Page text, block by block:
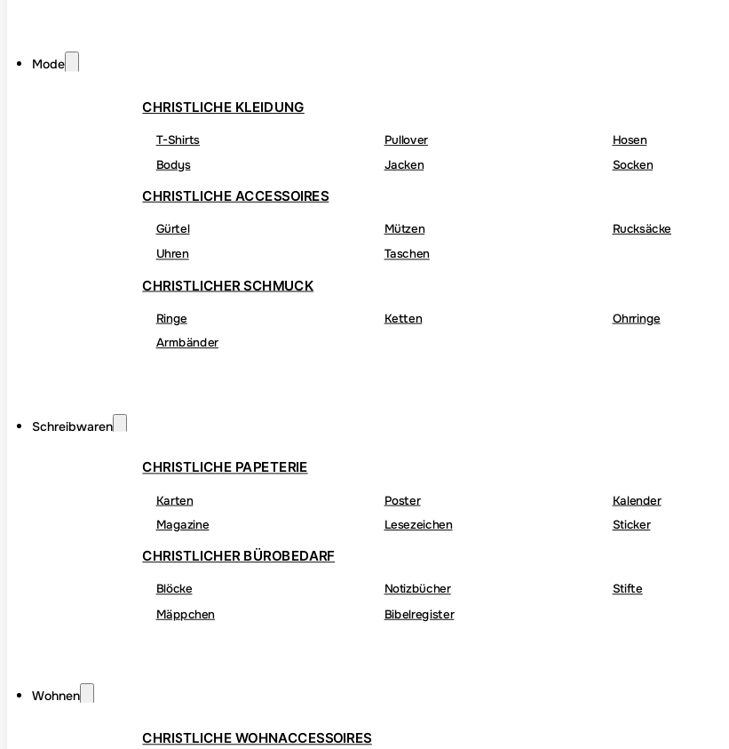
Mode
CHRISTLICHE KLEIDUNG
T-Shirts Pullover
Hosen
Bodys
Jacken Socken
CHRISTLICHE ACCESSOIRES
Gürtel Mützen
Rucksäcke
Uhren
Taschen
CHRISTLICHER SCHMUCK
Ringe Ketten
Ohrringe
Armbänder
Schreibwaren
CHRISTLICHE PAPETERIE
Karten Poster
Kalender
Magazine
Lesezeichen Sticker
CHRISTLICHER BÜROBEDARF
Blöcke Notizbücher
Stifte
Mäppchen
Bibelregister
Wohnen
CHRISTLICHE WOHNACCESSOIRES